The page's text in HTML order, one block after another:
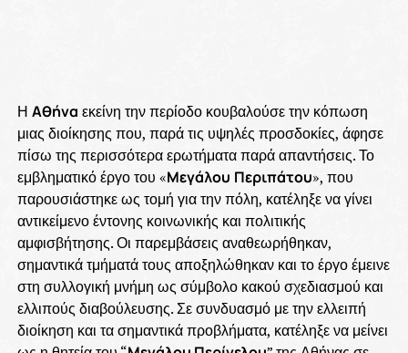
Η Αθήνα εκείνη την περίοδο κουβαλούσε την κόπωση
μιας διοίκησης που, παρά τις υψηλές προσδοκίες, άφησε
πίσω της περισσότερα ερωτήματα παρά απαντήσεις. Το
εμβληματικό έργο του «Μεγάλου Περιπάτου», που
παρουσιάστηκε ως τομή για την πόλη, κατέληξε να γίνει
αντικείμενο έντονης κοινωνικής και πολιτικής
αμφισβήτησης. Οι παρεμβάσεις αναθεωρήθηκαν,
σημαντικά τμήματά τους αποξηλώθηκαν και το έργο έμεινε
στη συλλογική μνήμη ως σύμβολο κακού σχεδιασμού και
ελλιπούς διαβούλευσης. Σε συνδυασμό με την ελλειπή
διοίκηση και τα σημαντικά προβλήματα, κατέληξε να μείνει